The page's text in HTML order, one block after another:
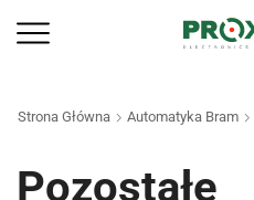
Strona Główna Automatyka Bram
Pozostałe